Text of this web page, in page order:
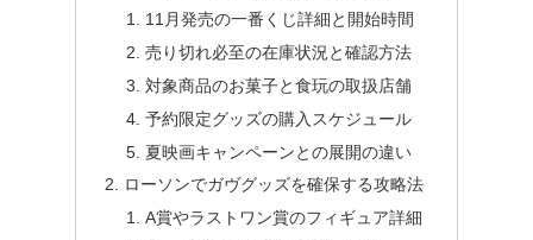
11月発売の一番くじ詳細と開始時間
売り切れ必至の在庫状況と確認方法
対象商品のお菓子と食玩の取扱店舗
予約限定グッズの購入スケジュール
夏映画キャンペーンとの展開の違い
ローソンでガヴグッズを確保する攻略法
A賞やラストワン賞のフィギュア詳細